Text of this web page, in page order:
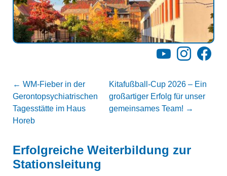
YouTubeInstagram
← WM-Fieber in der
Gerontopsychiatrischen
Tagesstätte im Haus
Horeb
Kitafußball-Cup 2026 – Ein
großartiger Erfolg für unser
gemeinsames Team! →
Erfolgreiche Weiterbildung zur
Stationsleitung